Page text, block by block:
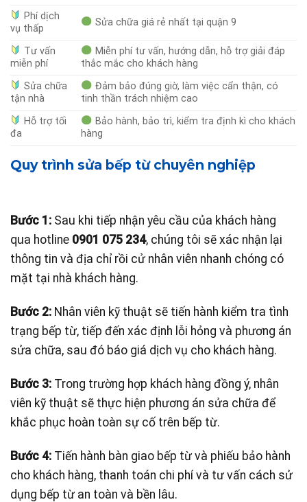
Phí dịch
vụ thấp
Sửa chữa giá rẻ nhất tại quận 9
Tư vấn
miễn phí
Miễn phí tư vấn, hướng dẫn, hỗ trợ giải đáp
thắc mắc cho khách hàng
Sửa chữa
tận nhà
Đảm bảo đúng giờ, làm việc cẩn thận, có
tinh thần trách nhiệm cao
Hỗ trợ tối
đa
Bảo hành, bảo trì, kiểm tra định kì cho khách
hàng
Quy trình sửa bếp từ chuyên nghiệp
Bước 1: Sau khi tiếp nhận yêu cầu của khách hàng
qua hotline 0901 075 234, chúng tôi sẽ xác nhận lại
thông tin và địa chỉ rồi cử nhân viên nhanh chóng có
mặt tại nhà khách hàng.
Bước 2: Nhân viên kỹ thuật sẽ tiến hành kiểm tra tình
trạng bếp từ, tiếp đến xác định lỗi hỏng và phương án
sửa chữa, sau đó báo giá dịch vụ cho khách hàng.
Bước 3: Trong trường hợp khách hàng đồng ý, nhân
viên kỹ thuật sẽ thực hiện phương án sửa chữa để
khắc phục hoàn toàn sự cố trên bếp từ.
Bước 4: Tiến hành bàn giao bếp từ và phiếu bảo hành
cho khách hàng, thanh toán chi phí và tư vấn cách sử
dụng bếp từ an toàn và bền lâu.